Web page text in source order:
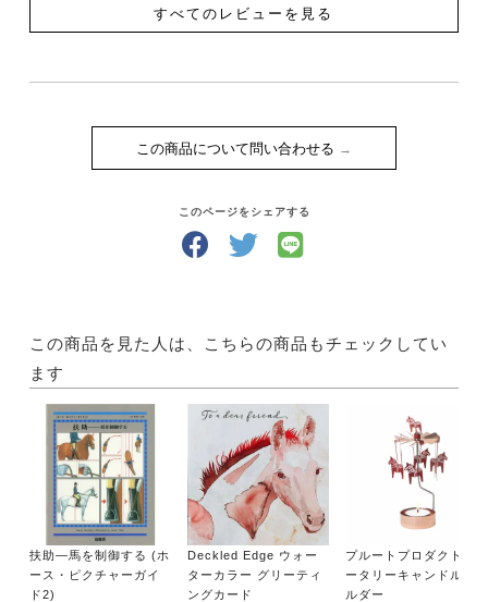
Ex6 肋骨を前に、肩を後ろに
Ex7 頭を上げて！ 肩を後ろに！ 胸を前に！
Ex9 脇を強くする
Ex10 下背部の正しい姿勢をみつける
Ex12 踵の問題は、背中で改善する
Ex13 反り腰を真っすぐにする簡単な方法
Ex14 自分自身を収縮させる
Ex17 駈歩で座る
Ex19 股関節をみつけて、安定した前傾姿勢を手に入
れる
Section４ 腕
Ex20 肘は体の脇に
Ex21 肩が最も快適になる肘の位置
Ex22 肩関節を知る
Ex23 肘をつなげる
Ex24 手綱につかまらないようにする
すべてのレビューを見る
この商品について問い合わせる
このページをシェアする
この商品を見た人は、こちらの商品もチェックしてい
ます
扶助―馬を制御する (ホ
ース・ピクチャーガイ
ド2)
Deckled Edge ウォー
ターカラー グリーティ
ングカード
プルートプロダクト ロ
ータリーキャンドルホ
ルダー